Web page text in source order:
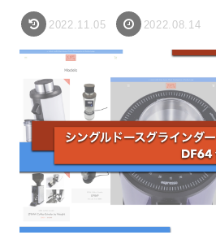
2022.11.05 2022.08.14